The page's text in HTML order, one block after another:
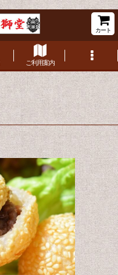
カート
ご利用案内